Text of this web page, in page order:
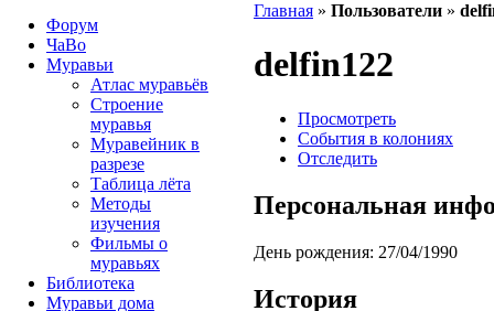
Главная » Пользователи »
delfin122
Просмотреть
События в колониях
Отследить
Персональная
День рождения: 27/04/1990
История
Форум
ЧаВо
Муравьи
Атлас муравьёв
Строение
муравья
Муравейник в
разрезе
Таблица лёта
Методы
изучения
Фильмы о
муравьях
Библиотека
Муравьи дома